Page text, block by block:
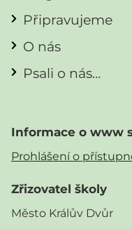
Připravujeme
O nás
Psali o nás…
Informace o www
Prohlášení o
Zřizovatel školy
Město Králův Dvůr